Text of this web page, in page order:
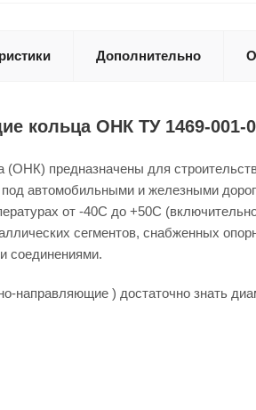
Дополнительно
кольца ОНК ТУ 1469-001-
предназначены для
автомобильными и железными
от -40С до +50С
сегментов, снабженных
соединениями.
направляющие ) достаточно знать